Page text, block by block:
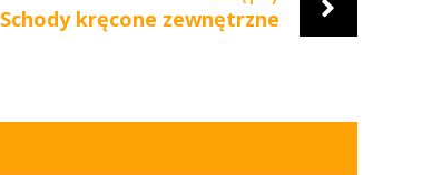
Schody kręcone zewnętrzne